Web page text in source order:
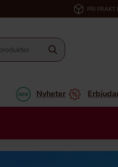
FRI
Nyheter